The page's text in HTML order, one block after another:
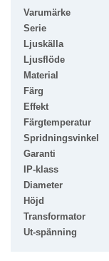
Varumärke
Serie
Ljuskälla
Ljusflöde
Material
Färg
Effekt
Färgtemperatur
Spridningsvinkel
Garanti
IP-klass
Diameter
Höjd
Transformator
Ut-spänning